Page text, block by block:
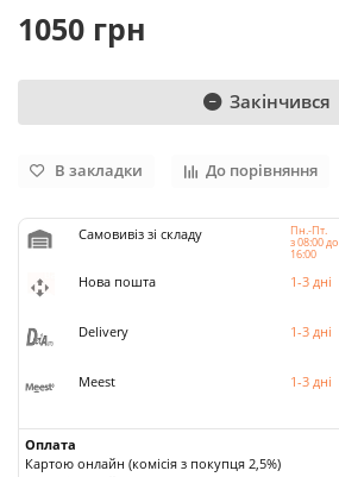
1050 грн
Закінчився
В закладки До порівняння
Самовивіз зі складу Пн.-Пт.
з 08:00 до
16:00
Нова пошта 1-3 дні
Delivery
1-3 дні
Meest
1-3 дні
Оплата
Картою онлайн (комісія з покупця 2,5%)